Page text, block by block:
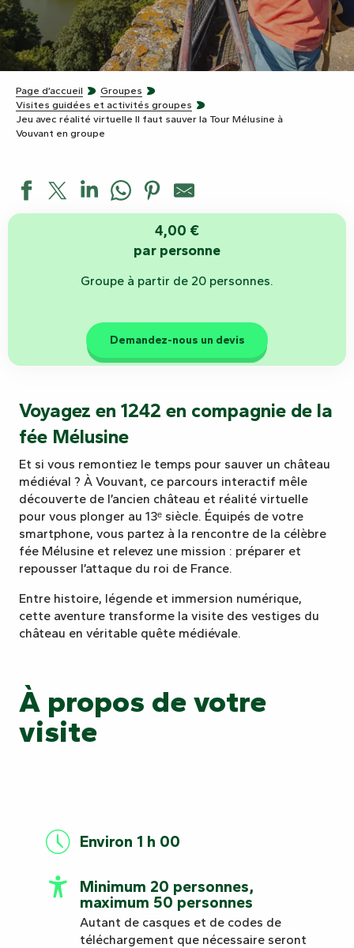
Page d’accueil
Groupes
Visites guidées et activités groupes
Jeu avec réalité virtuelle Il faut sauver la Tour Mélusine à
Vouvant en groupe
4,00 €
par personne
Groupe à partir de 20 personnes.
Demandez-nous un devis
Voyagez en 1242 en compagnie de la
fée Mélusine
Et si vous remontiez le temps pour sauver un château
médiéval ? À Vouvant, ce parcours interactif mêle
découverte de l’ancien château et réalité virtuelle
pour vous plonger au 13ᵉ siècle. Équipés de votre
smartphone, vous partez à la rencontre de la célèbre
fée Mélusine et relevez une mission : préparer et
repousser l’attaque du roi de France.
Entre histoire, légende et immersion numérique,
cette aventure transforme la visite des vestiges du
château en véritable quête médiévale.
À propos de votre
visite
Environ 1 h 00
Minimum 20 personnes,
maximum 50 personnes
Autant de casques et de codes de
téléchargement que nécessaire seront